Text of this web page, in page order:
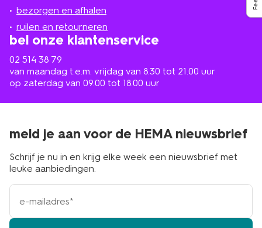
bezorgen en afhalen
ruilen en retourneren
bel onze klantenservice
02 514 38 79
van maandag t.e.m. vrijdag van 8.30 tot 21.00 uur
op zaterdag van 09.00 tot 18.00 uur
de
buurt
meld je aan voor de HEMA nieuwsbrief
Schrijf je nu in en krijg elke week een nieuwsbrief met
leuke aanbiedingen.
e-
mailadres